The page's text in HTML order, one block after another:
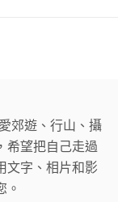
郊遊、行山、攝
希望把自己走過
文字、相片和影
。